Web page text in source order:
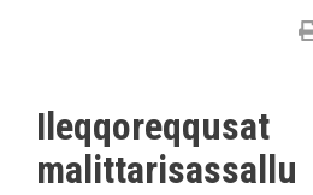
Ileqqoreqqusat
malittarisassallu